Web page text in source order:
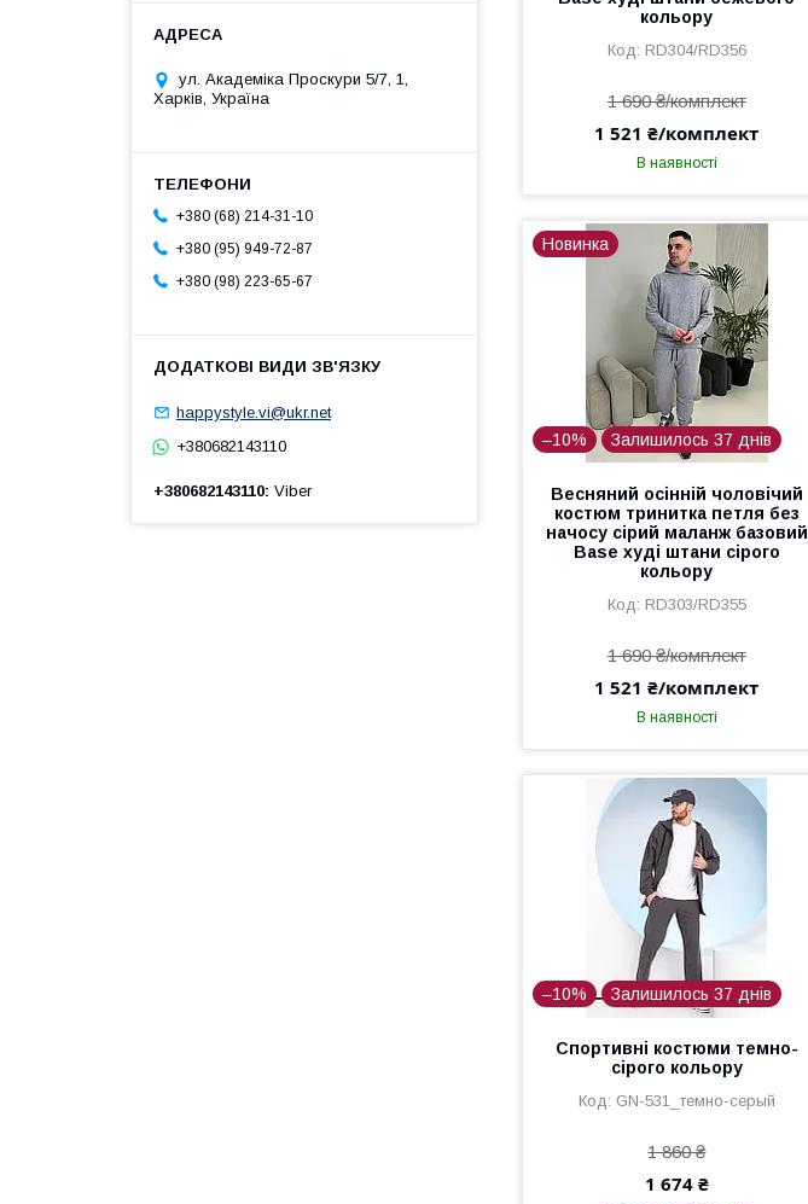
кольору
RD304/RD356
1 690 ₴/комплект
1 521 ₴/комплект
В наявності
Новинка
–10% Залишилось 37 днів
Весняний осінній чоловічий
костюм тринитка петля без
начосу сірий маланж базовий
Base худі штани сірого
кольору
RD303/RD355
1 690 ₴/комплект
1 521 ₴/комплект
В наявності
–10% Залишилось 37 днів
Спортивні костюми темно-
сірого кольору
GN-531_темно-серый
1 860 ₴
1 674 ₴
ул. Академіка Проскури 5/7, 1,
Харків, Україна
+380 (68) 214-31-10
+380 (95) 949-72-87
+380 (98) 223-65-67
happystyle.vi@ukr.net
+380682143110
+380682143110 Viber